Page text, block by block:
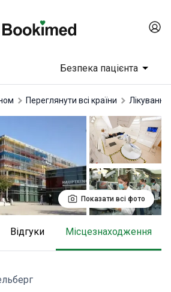
Безпека пацієнта
Переглянути всі країни
Показати всі фото
відгуки Місцезнаходження